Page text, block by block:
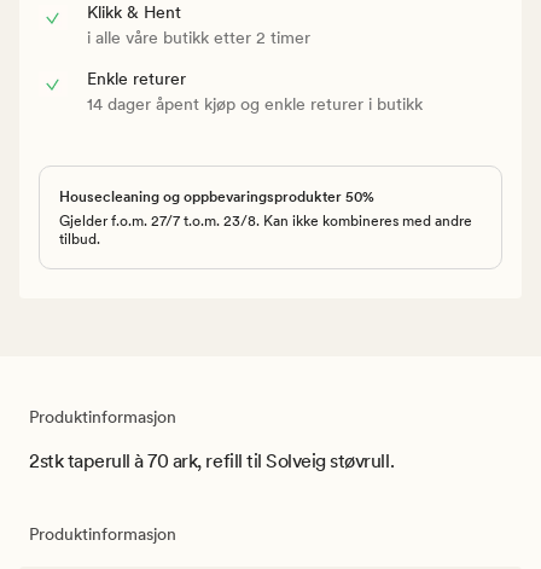
Klikk & Hent
i alle våre butikk etter 2 timer
Enkle returer
14 dager åpent kjøp og enkle returer i butikk
Housecleaning og oppbevaringsprodukter 50%
Gjelder f.o.m. 27/7 t.o.m. 23/8. Kan ikke kombineres med andre
tilbud.
Produktinformasjon
2stk taperull à 70 ark, refill til Solveig støvrull.
Produktinformasjon